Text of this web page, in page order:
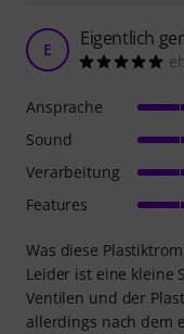
E Eigentlich
Was diese
Leider ist eine kleine
Ventilen und der
allerdings nach dem
Ansprache
Sound
Verarbeitung
Features